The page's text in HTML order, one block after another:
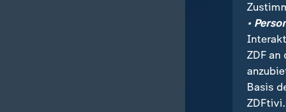
•
ZDF
Basis